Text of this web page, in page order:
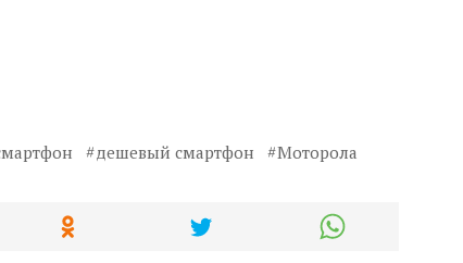
дешевый смартфон Моторола